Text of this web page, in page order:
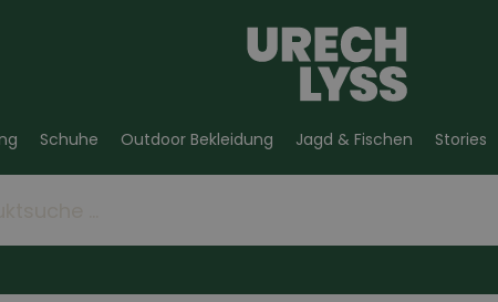
Schuhe Outdoor Bekleidung Jagd & Fischen Stories